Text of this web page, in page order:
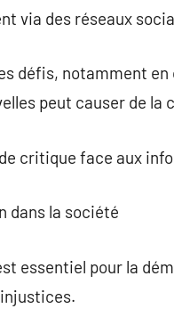
via des réseaux
défis, notamment
peut causer de la
critique face aux
dans la société
essentiel pour la